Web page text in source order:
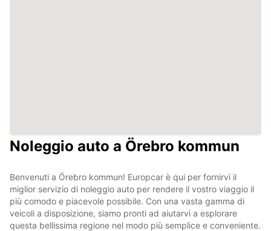
Noleggio auto a Örebro kommun
Benvenuti a Örebro kommun! Europcar è qui per fornirvi il
miglior servizio di noleggio auto per rendere il vostro viaggio il
più comodo e piacevole possibile. Con una vasta gamma di
veicoli a disposizione, siamo pronti ad aiutarvi a esplorare
questa bellissima regione nel modo più semplice e conveniente.